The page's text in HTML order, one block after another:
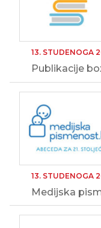
13. STUDENOGA
Publikacije
13. STUDENOGA
Medijska